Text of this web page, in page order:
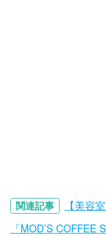
関連記事
【美容
「MOD’S